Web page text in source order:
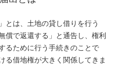
とは、土地の貸し借りを行う
償で返還する」と通告し、権利
るために行う手続きのことで
る借地権が大きく関係してきま